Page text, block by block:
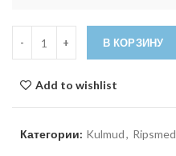
В КОРЗИНУ
Add to wishlist
Категории: Kulmud, Ripsmed